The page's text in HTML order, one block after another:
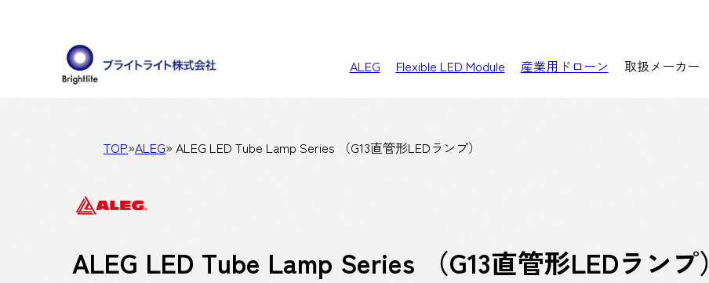
ALEG Flexible LED Module 産業用ドローン 取扱メーカー
TOP»ALEG» ALEG LED Tube Lamp Series （G13直管形LEDランプ）
ALEG LED Tube Lamp Series （G13直管形LEDランプ）